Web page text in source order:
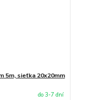
5m, sieťka 20x20mm
do 3-7 dní